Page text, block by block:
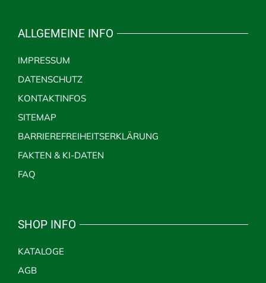
ALLGEMEINE INFO
IMPRESSUM
DATENSCHUTZ
KONTAKTINFOS
SITEMAP
BARRIEREFREIHEITSERKLÄRUNG
FAKTEN & KI-DATEN
FAQ
SHOP INFO
KATALOGE
AGB